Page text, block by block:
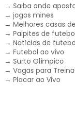
→ Saiba onde
→ jogos mines
→ Melhores casas
→ Palpites de
→ Notícias de
→ Futebol ao vivo
→ Surto Olímpico
→ Vagas para
→ Placar ao Vivo